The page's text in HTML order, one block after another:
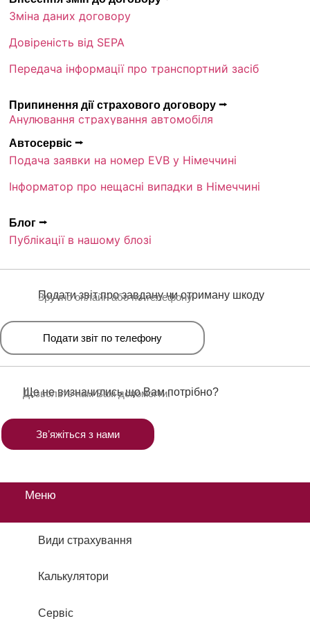
Зміна даних договору
Довіреність від SEPA
Передача інформації про транспортний засіб
Припинення дії страхового договору ⭢
Анулювання страхування автомобіля
Автосервіс ⭢
Подача заявки на номер EVB у Німеччині
Інформатор про нещасні випадки в Німеччині
Блог ⭢
Публікації в нашому блозі
Подати звіт про завдану чи отриману шкоду
Зручно онлайн або по телефону
Подати звіт по телефону
Ще не визначились що Вам потрібно?
Дозвольте нам Вам допомогти.
Звʼяжіться з нами
Меню
Види страхування
Калькулятори
Сервіс